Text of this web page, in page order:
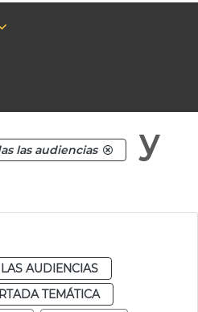
las audiencias
y
AUDIENCIAS
TEMÁTICA